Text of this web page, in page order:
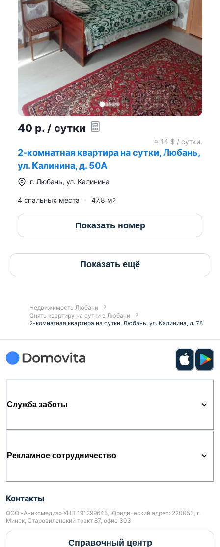
40 р. / сутки
≈ 14 $ / сутки.
2-комнатная квартира на сутки, Любань,
ул. Калинина, д. 50А
г. Любань, ул. Калинина
4 спальных места 47.8 м2
Показать номер
Показать ещё
Недвижимость Любани
Снять квартиру на сутки в Любани
2-комнатная квартира на сутки, Любань, ул. Калинина, д. 78
Служба заботы
Рекламное сотрудничество
Контакты
ООО «Аниксмедиа» УНП 191299645, Юридический адрес: 220053, г.
Минск, Старовиленский тракт 87, офис 303
Справочный центр